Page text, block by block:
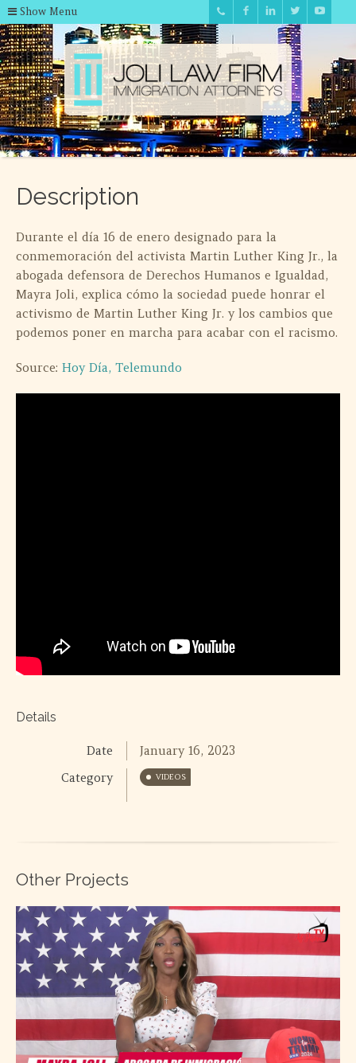
Show Menu
Description
Durante el día 16 de enero designado para la
conmemoración del activista Martin Luther King Jr., la
abogada defensora de Derechos Humanos e Igualdad,
Mayra Joli, explica cómo la sociedad puede honrar el
activismo de Martin Luther King Jr. y los cambios que
podemos poner en marcha para acabar con el racismo.
Source: Hoy Día, Telemundo
Details
Date
January 16, 2023
Category
VIDEOS
Other Projects